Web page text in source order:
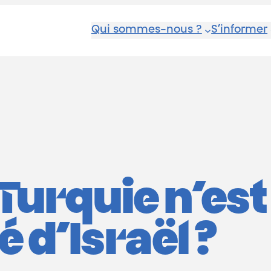
Qui sommes-nous ? S’informer
d’Israël ?